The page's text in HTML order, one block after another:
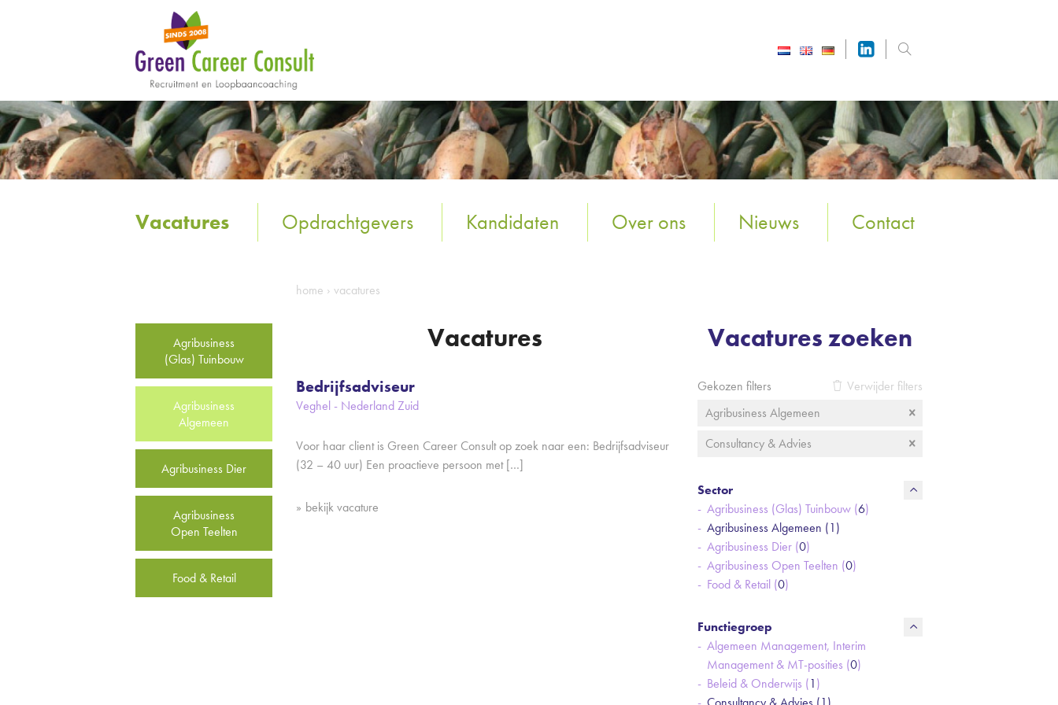
Vacatures Opdrachtgevers Kandidaten Over ons Nieuws Contact
home › vacatures
Vacatures
Bedrijfsadviseur
Veghel - Nederland Zuid
Voor haar client is Green Career Consult op zoek naar een: Bedrijfsadviseur
(32 – 40 uur) Een proactieve persoon met […]
bekijk vacature
Agribusiness
(Glas) Tuinbouw
Agribusiness
Algemeen
Agribusiness Dier
Agribusiness
Open Teelten
Food & Retail
Vacatures zoeken
Gekozen filters
Verwijder filters
Agribusiness Algemeen
Consultancy & Advies
Sector
Agribusiness (Glas) Tuinbouw (6)
Agribusiness Algemeen (1)
Agribusiness Dier (0)
Agribusiness Open Teelten (0)
Food & Retail (0)
Functiegroep
Algemeen Management, Interim
Management & MT-posities (0)
Beleid & Onderwijs (1)